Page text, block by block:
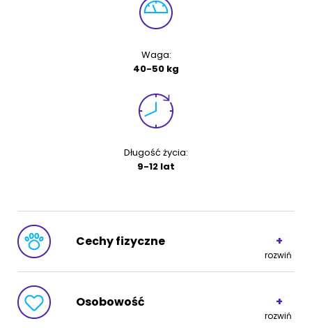
Waga:
40-50 kg
Długość życia:
9-12 lat
Cechy fizyczne
rozwiń
Linienie:
Obficie linieje
Osobowość
rozwiń